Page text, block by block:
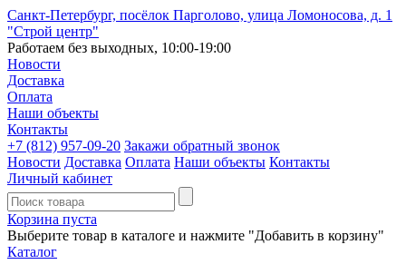
Санкт-Петербург, посёлок Парголово, улица Ломоносова, д. 1
"Строй центр"
Работаем без выходных, 10:00-19:00
Новости
Доставка
Оплата
Наши объекты
Контакты
+7 (812) 957-09-20 Закажи обратный звонок
Новости Доставка Оплата Наши объекты Контакты
Личный кабинет
Корзина пуста
Выберите товар в каталоге и нажмите "Добавить в корзину"
Каталог